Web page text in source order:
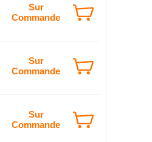
Sur
Commande
Sur
Commande
Sur
Commande